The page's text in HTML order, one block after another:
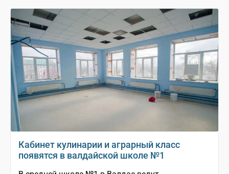
Кабинет кулинарии и аграрный класс
появятся в валдайской школе №1